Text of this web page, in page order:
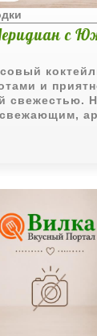
с
и
свежестью.
для